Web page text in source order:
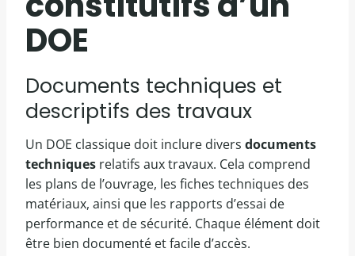
DOE
Documents techniques et
descriptifs des travaux
Un DOE classique doit inclure divers documents
techniques relatifs aux travaux. Cela comprend
les plans de l’ouvrage, les fiches techniques des
matériaux, ainsi que les rapports d’essai de
performance et de sécurité. Chaque élément doit
être bien documenté et facile d’accès.